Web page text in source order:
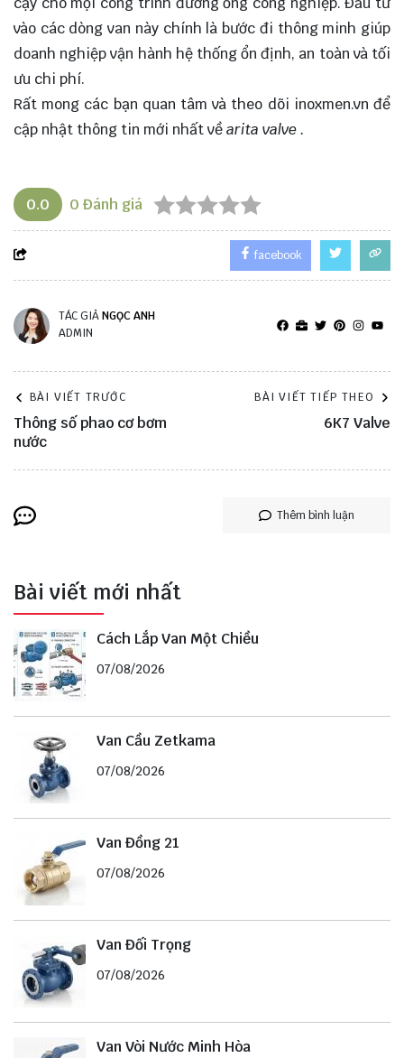
vào các dòng van này chính là bước đi thông minh giúp
doanh nghiệp vận hành hệ thống ổn định, an toàn và tối
ưu chi phí.
Rất mong các bạn quan tâm và theo dõi inoxmen.vn để
cập nhật thông tin mới nhất vềarita valve.
0.0 0 Đánh giá
facebook
TÁC GIẢNGỌC ANH
ADMIN
BÀI VIẾT TRƯỚC
Thông số phao cơ bơm
nước
BÀI VIẾT TIẾP THEO
6K7 Valve
Thêm bình luận
Bài viết mới nhất
Cách Lắp Van Một Chiều
07/08/2026
Van Cầu Zetkama
07/08/2026
Van Đồng 21
07/08/2026
Van Đối Trọng
07/08/2026
Van Vòi Nước Minh Hòa